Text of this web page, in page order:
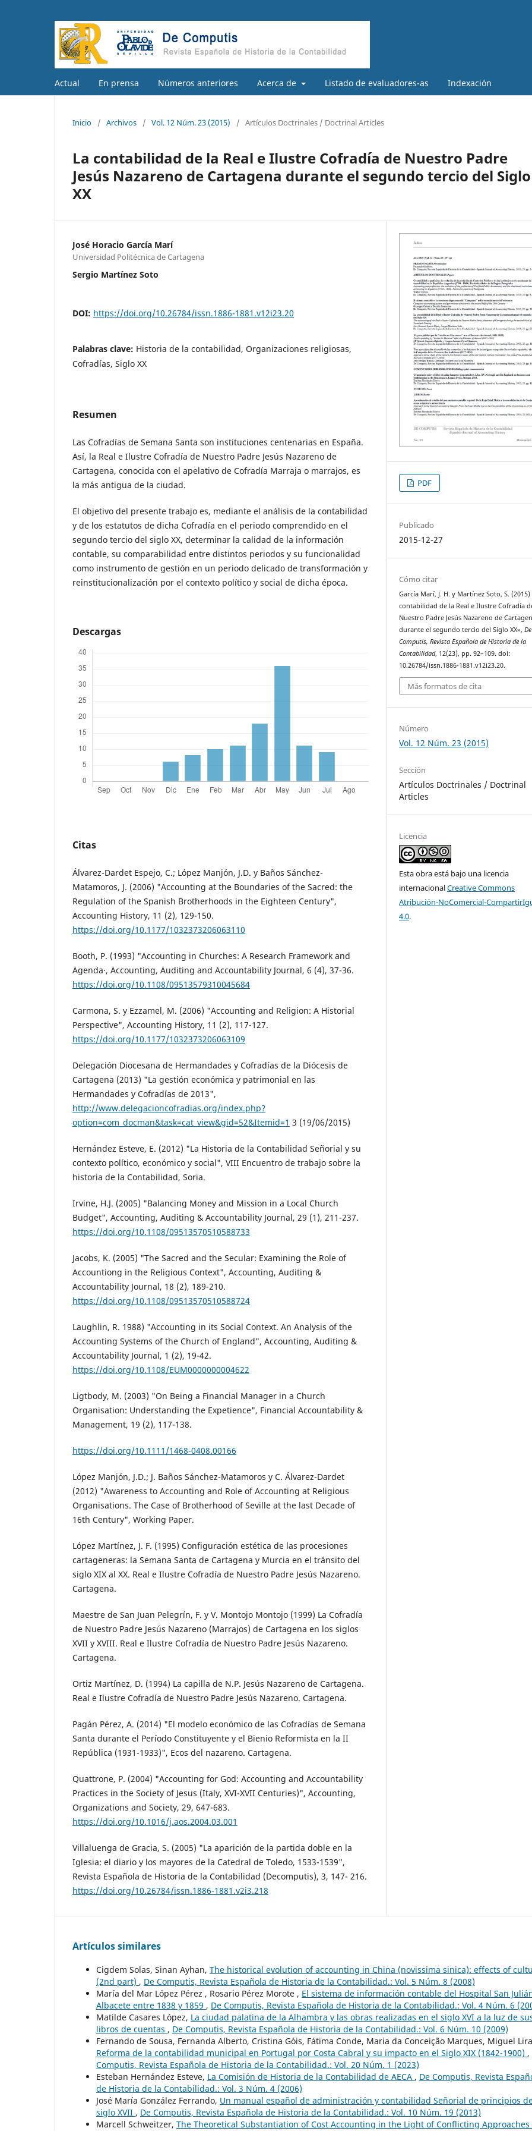
Actual En prensa Números anteriores Acerca de Listado de evaluadores-as Indexación
Inicio / Archivos / Vol. 12 Núm. 23 (2015) / Artículos Doctrinales / Doctrinal Articles
La contabilidad de la Real e Ilustre Cofradía de Nuestro Padre
Jesús Nazareno de Cartagena durante el segundo tercio del Siglo
XX
José Horacio García Marí
Universidad Politécnica de Cartagena
Sergio Martínez Soto
DOI: https://doi.org/10.26784/issn.1886-1881.v12i23.20
Palabras clave: Historia de la contabilidad, Organizaciones religiosas,
Cofradías, Siglo XX
Resumen
Las Cofradías de Semana Santa son instituciones centenarias en España.
Así, la Real e Ilustre Cofradía de Nuestro Padre Jesús Nazareno de
Cartagena, conocida con el apelativo de Cofradía Marraja o marrajos, es
la más antigua de la ciudad.
El objetivo del presente trabajo es, mediante el análisis de la contabilidad
y de los estatutos de dicha Cofradía en el periodo comprendido en el
segundo tercio del siglo XX, determinar la calidad de la información
contable, su comparabilidad entre distintos periodos y su funcionalidad
como instrumento de gestión en un periodo delicado de transformación y
reinstitucionalización por el contexto político y social de dicha época.
Descargas
Citas
Álvarez-Dardet Espejo, C.; López Manjón, J.D. y Baños Sánchez-
Matamoros, J. (2006) "Accounting at the Boundaries of the Sacred: the
Regulation of the Spanish Brotherhoods in the Eighteen Century",
Accounting History, 11 (2), 129-150.
https://doi.org/10.1177/1032373206063110
Booth, P. (1993) "Accounting in Churches: A Research Framework and
Agenda·, Accounting, Auditing and Accountability Journal, 6 (4), 37-36.
https://doi.org/10.1108/09513579310045684
Carmona, S. y Ezzamel, M. (2006) "Accounting and Religion: A Historial
Perspective", Accounting History, 11 (2), 117-127.
https://doi.org/10.1177/1032373206063109
Delegación Diocesana de Hermandades y Cofradías de la Diócesis de
Cartagena (2013) "La gestión económica y patrimonial en las
Hermandades y Cofradías de 2013",
http://www.delegacioncofradias.org/index.php?
option=com_docman&task=cat_view&gid=52&Itemid=1 3 (19/06/2015)
Hernández Esteve, E. (2012) "La Historia de la Contabilidad Señorial y su
contexto político, económico y social", VIII Encuentro de trabajo sobre la
historia de la Contabilidad, Soria.
Irvine, H.J. (2005) "Balancing Money and Mission in a Local Church
Budget", Accounting, Auditing & Accountability Journal, 29 (1), 211-237.
https://doi.org/10.1108/09513570510588733
Jacobs, K. (2005) "The Sacred and the Secular: Examining the Role of
Accountiong in the Religious Context", Accounting, Auditing &
Accountability Journal, 18 (2), 189-210.
https://doi.org/10.1108/09513570510588724
Laughlin, R. 1988) "Accounting in its Social Context. An Analysis of the
Accounting Systems of the Church of England", Accounting, Auditing &
Accountability Journal, 1 (2), 19-42.
https://doi.org/10.1108/EUM0000000004622
Ligtbody, M. (2003) "On Being a Financial Manager in a Church
Organisation: Understanding the Expetience", Financial Accountability &
Management, 19 (2), 117-138.
https://doi.org/10.1111/1468-0408.00166
López Manjón, J.D.; J. Baños Sánchez-Matamoros y C. Álvarez-Dardet
(2012) "Awareness to Accounting and Role of Accounting at Religious
Organisations. The Case of Brotherhood of Seville at the last Decade of
16th Century", Working Paper.
López Martínez, J. F. (1995) Configuración estética de las procesiones
cartageneras: la Semana Santa de Cartagena y Murcia en el tránsito del
siglo XIX al XX. Real e Ilustre Cofradía de Nuestro Padre Jesús Nazareno.
Cartagena.
Maestre de San Juan Pelegrín, F. y V. Montojo Montojo (1999) La Cofradía
de Nuestro Padre Jesús Nazareno (Marrajos) de Cartagena en los siglos
XVII y XVIII. Real e Ilustre Cofradía de Nuestro Padre Jesús Nazareno.
Cartagena.
Ortiz Martínez, D. (1994) La capilla de N.P. Jesús Nazareno de Cartagena.
Real e Ilustre Cofradía de Nuestro Padre Jesús Nazareno. Cartagena.
Pagán Pérez, A. (2014) "El modelo económico de las Cofradías de Semana
Santa durante el Período Constituyente y el Bienio Reformista en la II
República (1931-1933)", Ecos del nazareno. Cartagena.
Quattrone, P. (2004) "Accounting for God: Accounting and Accountability
Practices in the Society of Jesus (Italy, XVI-XVII Centuries)", Accounting,
Organizations and Society, 29, 647-683.
https://doi.org/10.1016/j.aos.2004.03.001
Villaluenga de Gracia, S. (2005) "La aparición de la partida doble en la
Iglesia: el diario y los mayores de la Catedral de Toledo, 1533-1539",
Revista Española de Historia de la Contabilidad (Decomputis), 3, 147- 216.
https://doi.org/10.26784/issn.1886-1881.v2i3.218
PDF
Publicado
2015-12-27
Cómo citar
García Marí, J. H. y Martínez Soto, S. (2015)
contabilidad de la Real e Ilustre Cofradía
Nuestro Padre Jesús Nazareno de
durante el segundo tercio del Siglo XX»,De
Computis, Revista Española de Historia de la
Contabilidad, 12(23), pp. 92–109. doi:
10.26784/issn.1886-1881.v12i23.20.
Más formatos de cita
Número
Vol. 12 Núm. 23 (2015)
Sección
Artículos Doctrinales / Doctrinal
Articles
Licencia
Esta obra está bajo una licencia
internacionalCreative Commons
Atribución-NoComercial-
4.0.
Artículos similares
Cigdem Solas, Sinan Ayhan, The historical evolution of accounting in China (novissima sinica): effects of
(2nd part) , De Computis, Revista Española de Historia de la Contabilidad.: Vol. 5 Núm. 8 (2008)
María del Mar López Pérez , Rosario Pérez Morote , El sistema de información contable del Hospital San
Albacete entre 1838 y 1859 , De Computis, Revista Española de Historia de la Contabilidad.: Vol. 4 Núm. 6
Matilde Casares López, La ciudad palatina de la Alhambra y las obras realizadas en el siglo XVI a la luz de
libros de cuentas , De Computis, Revista Española de Historia de la Contabilidad.: Vol. 6 Núm. 10 (2009)
Fernando de Sousa, Fernanda Alberto, Cristina Góis, Fátima Conde, Maria da Conceição Marques, Miguel
Reforma de la contabilidad municipal en Portugal por Costa Cabral y su impacto en el Siglo XIX (1842-1900) ,
Computis, Revista Española de Historia de la Contabilidad.: Vol. 20 Núm. 1 (2023)
Esteban Hernández Esteve, La Comisión de Historia de la Contabilidad de AECA , De Computis, Revista
de Historia de la Contabilidad.: Vol. 3 Núm. 4 (2006)
José María González Ferrando, Un manual español de administración y contabilidad Señorial de principios
siglo XVII , De Computis, Revista Española de Historia de la Contabilidad.: Vol. 10 Núm. 19 (2013)
Marcell Schweitzer, The Theoretical Substantiation of Cost Accounting in the Light of Conflicting Approaches